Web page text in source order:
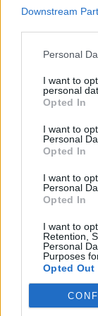
Downstream
Personal
I want to
personal
Opted In
I want to
Personal
Opted In
I want to
Personal
Opted In
I want to
Retention,
Personal
Purposes
Opted Out
32 laipsnių
Žinios | Orai
Nufilmavo,
vaizdas
V. Zalužno
Ukrainos
Laidos | Nauja